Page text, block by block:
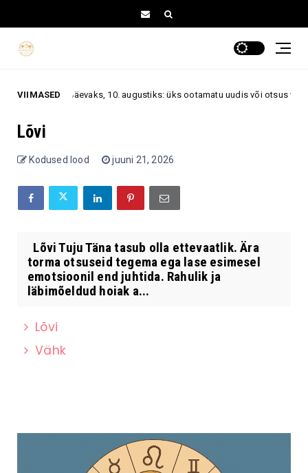
VIIMASED
esmaspäevaks, 10. augustiks: üks ootamatu uudis või otsus võib
Lõvi
Kodused lood juuni 21, 2026
Lõvi Tuju Täna tasub olla ettevaatlik. Ära
torma otsuseid tegema ega lase esimesel
emotsioonil end juhtida. Rahulik ja
läbimõeldud hoiak a...
Lõvi
Vähk